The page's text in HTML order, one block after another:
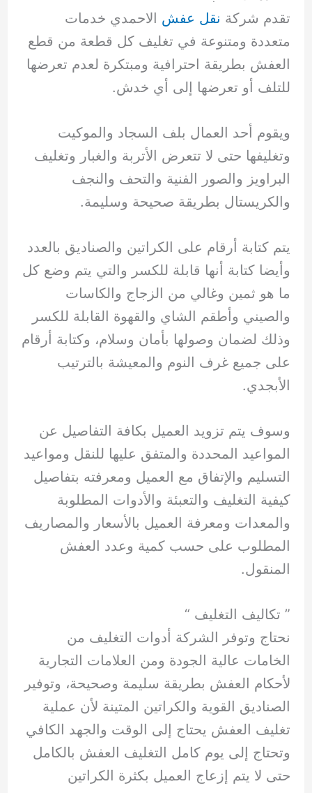
تقدم شركة نقل عفش الاحمدي خدمات
متعددة ومتنوعة في تغليف كل قطعة من قطع
العفش بطريقة احترافية ومبتكرة لعدم تعرضها
للتلف أو تعرضها إلى أي خدش.
ويقوم أحد العمال بلف السجاد والموكيت
وتغليفها حتى لا تتعرض الأتربة والغبار وتغليف
البراويز والصور الفنية والتحف والنجف
والكريستال بطريقة صحيحة وسليمة.
يتم كتابة أرقام على الكراتين والصناديق بالعدد
وأيضا كتابة أنها قابلة للكسر والتي يتم وضع كل
ما هو ثمين وغالي من الزجاج والكاسات
والصيني وأطقم الشاي والقهوة القابلة للكسر
وذلك لضمان وصولها بأمان وسلام، وكتابة أرقام
على جميع غرف النوم والمعيشة بالترتيب
الأبجدي.
وسوف يتم تزويد العميل بكافة التفاصيل عن
المواعيد المحددة والمتفق عليها للنقل ومواعيد
التسليم والإتفاق مع العميل ومعرفته بتفاصيل
كيفية التغليف والتعبئة والأدوات المطلوبة
والمعدات ومعرفة العميل بالأسعار والمصاريف
المطلوب على حسب كمية وعدد العفش
المنقول.
” تكاليف التغليف “
نحتاج وتوفر الشركة أدوات التغليف من
الخامات عالية الجودة ومن العلامات التجارية
لأحكام العفش بطريقة سليمة وصحيحة، وتوفير
الصناديق القوية والكراتين المتينة لأن عملية
تغليف العفش يحتاج إلى الوقت والجهد الكافي
وتحتاج إلى يوم كامل التغليف العفش بالكامل
حتى لا يتم إزعاج العميل بكثرة الكراتين